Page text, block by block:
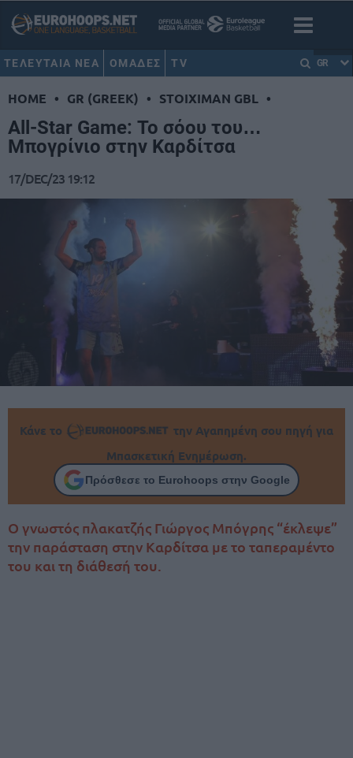
ΤΕΛΕΥΤΑΙΑ ΝΕΑ ΟΜΑΔΕΣ TV GR
HOME • GR (GREEK) • STOIXIMAN GBL •
All-Star Game: Το σόου του…
Μπογρίνιο στην Καρδίτσα
17/DEC/23 19:12
Κάνε το
την Αγαπημένη σου πηγή για
Μπασκετική Ενημέρωση.
Πρόσθεσε το Eurohoops στην Google
Ο γνωστός πλακατζής Γιώργος Μπόγρης “έκλεψε”
την παράσταση στην Καρδίτσα με το ταπεραμέντο
του και τη διάθεσή του.